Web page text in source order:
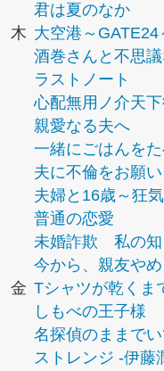
君は夏のなか
木 大空港～GATE24
酒巻さんと不思
ラストノート
心配無用ノ介天
親愛なる夫へ
一緒にごはんを
夫に不倫をお願
夫婦と16歳～狂
普通の恋愛
未婚詐欺 私の知
今から、親友やめ
金 Tシャツが乾くま
しもべの王子様
名探偵のままでい
ストレンジ -伊藤